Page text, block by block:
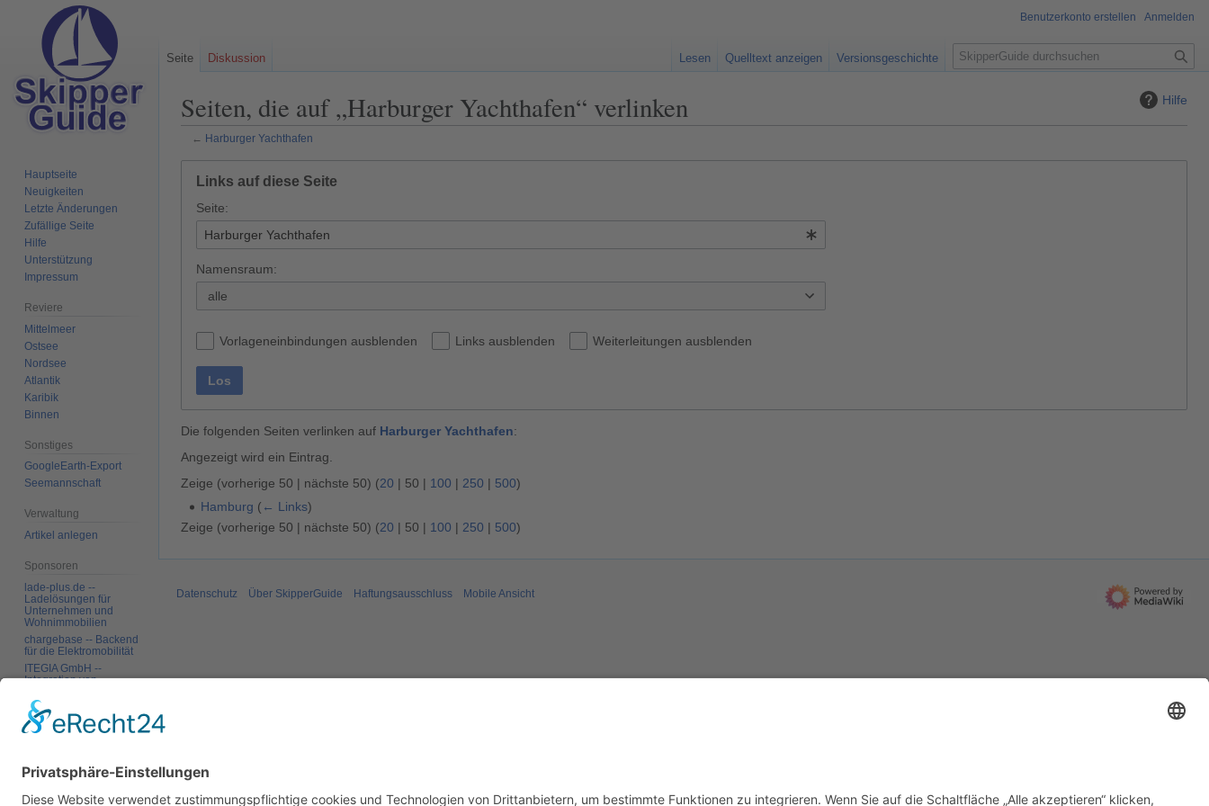
Hilfe
Seiten, die auf „Harburger Yachthafen“ verlinken
← Harburger Yachthafen
Navigation
springen
Suche
springen
Links auf diese Seite
Seite:
Namensraum:
alle
Vorlageneinbindungen ausblenden Links ausblenden Weiterleitungen ausblenden
Los
Die folgenden Seiten verlinken auf Harburger Yachthafen:
Angezeigt wird ein Eintrag.
Zeige (vorherige 50 | nächste 50) (20 | 50 | 100 | 250 | 500)
Hamburg ( ← Links)
Zeige (vorherige 50 | nächste 50) (20 | 50 | 100 | 250 | 500)
Benutzerkonto erstellen Anmelden
Seite Diskussion Lesen Quelltext anzeigen Versionsgeschichte
S
u
e
Hauptseite
Neuigkeiten
Letzte Änderungen
Zufällige Seite
Hilfe
Unterstützung
Impressum
Reviere
Mittelmeer
Ostsee
Nordsee
Atlantik
Karibik
Binnen
Sonstiges
GoogleEarth-Export
Seemannschaft
Verwaltung
Artikel anlegen
Sponsoren
lade-plus.de --
Ladelösungen für
Unternehmen und
Wohnimmobilien
chargebase -- Backend
für die Elektromobilität
ITEGIA GmbH --
Integration von
individuelle
Softwarelösungen
Spezialseiten
Druckversion
Datenschutz Über SkipperGuide Haftungsausschluss Mobile Ansicht